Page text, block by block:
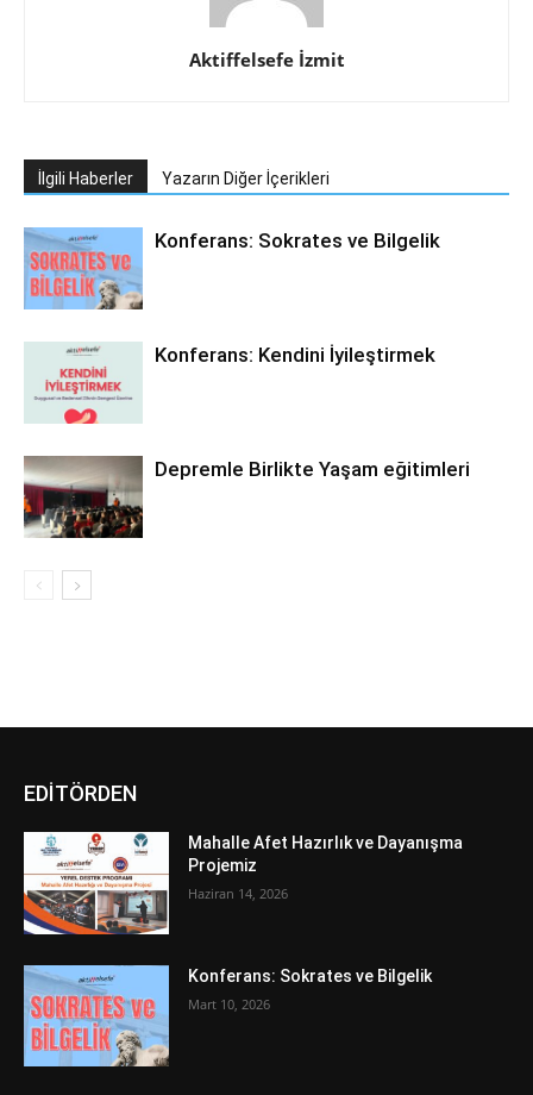
Aktiffelsefe İzmit
İlgili Haberler Yazarın Diğer İçerikleri
Konferans: Sokrates ve Bilgelik
Konferans: Kendini İyileştirmek
Depremle Birlikte Yaşam eğitimleri
EDİTÖRDEN
Mahalle Afet Hazırlık ve Dayanışma
Projemiz
Haziran 14, 2026
Konferans: Sokrates ve Bilgelik
Mart 10, 2026